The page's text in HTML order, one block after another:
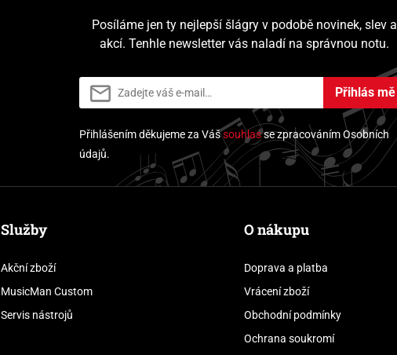
Posíláme jen ty nejlepší šlágry v podobě novinek, slev a
akcí. Tenhle newsletter vás naladí na správnou notu.
Přihlás mě
Přihlášením děkujeme za Vášsouhlasse zpracováním Osobních
údajů.
Služby
Akční zboží
MusicMan Custom
Servis nástrojů
O nákupu
Doprava a platba
Vrácení zboží
Obchodní podmínky
Ochrana soukromí